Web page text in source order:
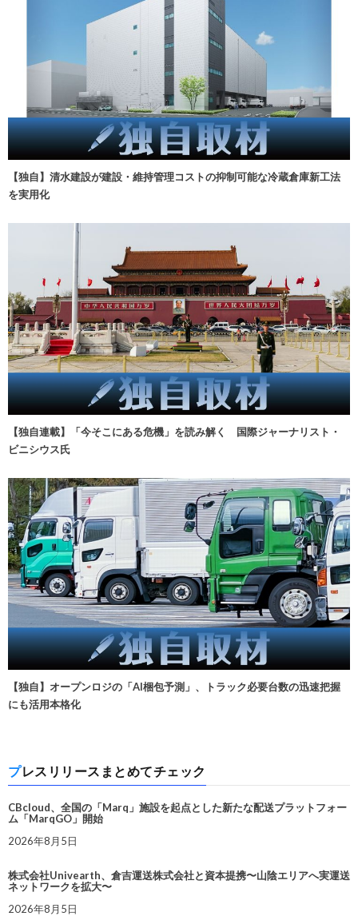
【独自】清水建設が建設・維持管理コストの抑制可能な冷蔵倉庫新工法
を実用化
【独自連載】「今そこにある危機」を読み解く 国際ジャーナリスト・
ビニシウス氏
【独自】オープンロジの「AI梱包予測」、トラック必要台数の迅速把握
にも活用本格化
プレスリリースまとめてチェック
CBcloud、全国の「Marq」施設を起点とした新たな配送プラットフォー
ム「MarqGO」開始
2026年8月5日
株式会社Univearth、倉吉運送株式会社と資本提携〜山陰エリアへ実運送
ネットワークを拡大〜
2026年8月5日